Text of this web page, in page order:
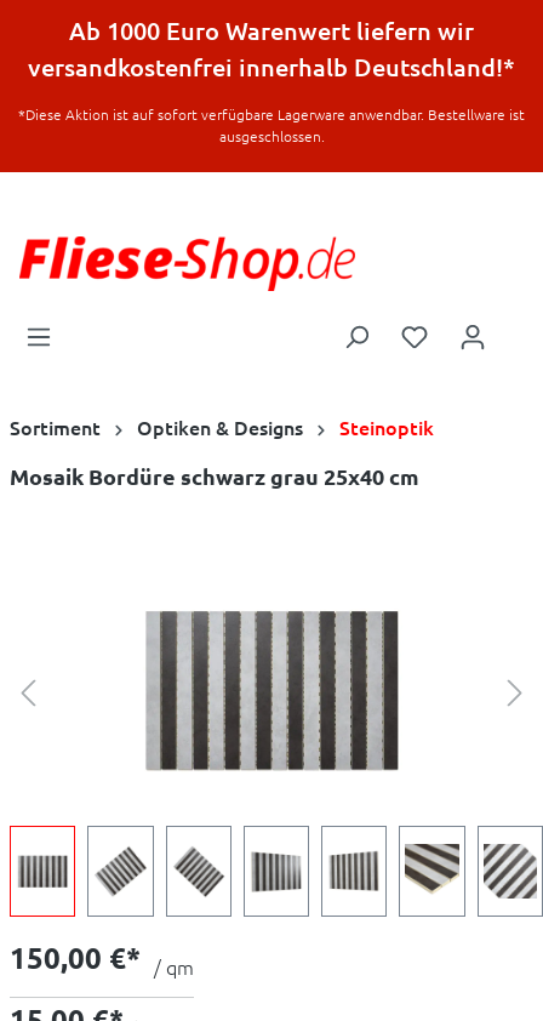
springen
Ab 1000 Euro Warenwert liefern wir
versandkostenfrei innerhalb Deutschland!*
*Diese Aktion ist auf sofort verfügbare Lagerware anwendbar. Bestellware ist
ausgeschlossen.
Sortiment Optiken & Designs Steinoptik
Mosaik Bordüre schwarz grau 25x40 cm
150,00 €* / qm